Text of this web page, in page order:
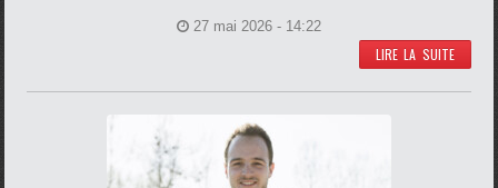
27 mai 2026 - 14:22
LIRE LA SUITE